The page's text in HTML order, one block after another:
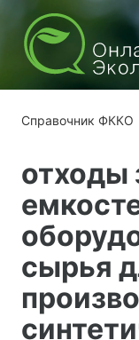
Справочник ФККО
отходы
сырья